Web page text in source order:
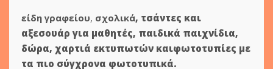
είδη γραφείου, σχολικά, τσάντες και
αξεσουάρ για μαθητές, παιδικά παιχνίδια,
δώρα, χαρτιά εκτυπωτών καιφωτοτυπίες με
τα πιο σύγχρονα φωτοτυπικά.